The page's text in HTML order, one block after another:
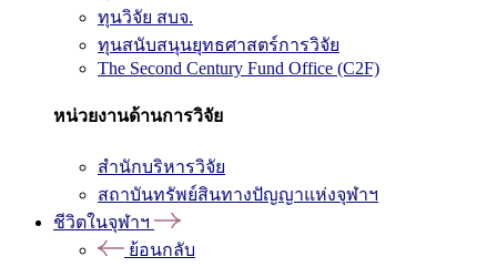
ทุนวิจัย สบจ.
ทุนสนับสนุนยุทธศาสตร์การวิจัย
The Second Century Fund Office (C2F)
หน่วยงานด้านการวิจัย
สำนักบริหารวิจัย
สถาบันทรัพย์สินทางปัญญาแห่งจุฬาฯ
ชีวิตในจุฬาฯ
ย้อนกลับ